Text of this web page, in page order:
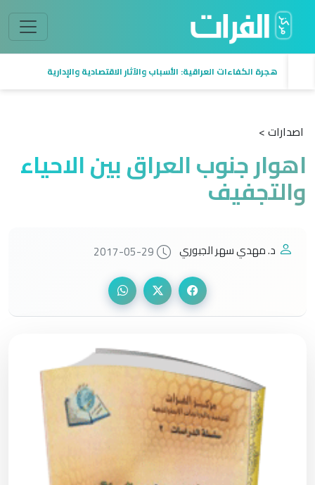
هجرة الكفاءات العراقية: الأسباب والآثار الاقتصادية والإدارية
اصدارات >
اهوار جنوب العراق بين الاحياء
والتجفيف
د. مهدي سهر الجبوري 2017-05-29